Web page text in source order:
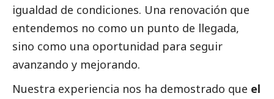
igualdad de condiciones. Una renovación que
entendemos no como un punto de llegada,
sino como una oportunidad para seguir
avanzando y mejorando.
Nuestra experiencia nos ha demostrado que el